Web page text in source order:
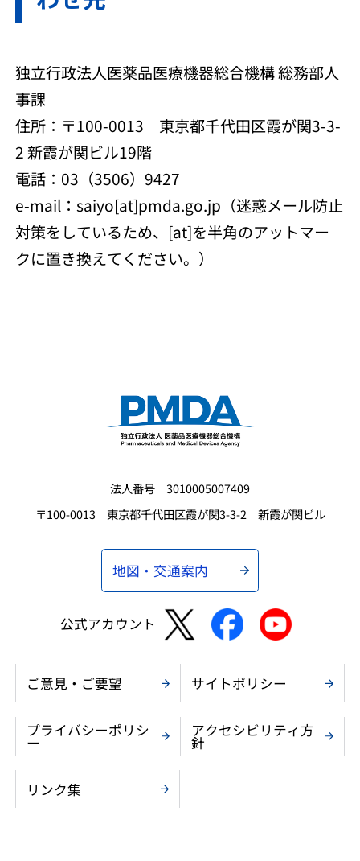
独立行政法人医薬品医療機器総合機構 総務部人
事課
住所：〒100-0013 東京都千代田区霞が関3-3-
2 新霞が関ビル19階
電話：03（3506）9427
e-mail：saiyo[at]pmda.go.jp（迷惑メール防止
対策をしているため、[at]を半角のアットマー
クに置き換えてください。）
法人番号 3010005007409
〒100-0013 東京都千代田区霞が関3-3-2 新霞が関ビル
地図・交通案内
公式アカウント
ご意見・ご要望 サイトポリシー
プライバシーポリシ
ー
アクセシビリティ方
針
リンク集